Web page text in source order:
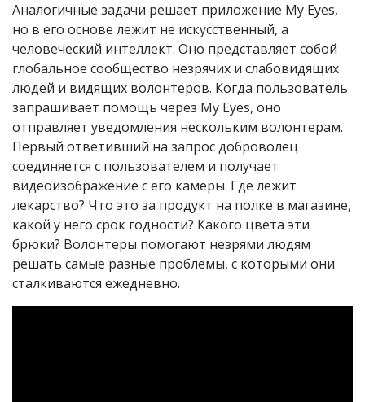
Аналогичные задачи решает приложение My Eyes,
но в его основе лежит не искусственный, а
человеческий интеллект. Оно представляет собой
глобальное сообщество незрячих и слабовидящих
людей и видящих волонтеров. Когда пользователь
запрашивает помощь через My Eyes, оно
отправляет уведомления нескольким волонтерам.
Первый ответивший на запрос доброволец
соединяется с пользователем и получает
видеоизображение с его камеры. Где лежит
лекарство? Что это за продукт на полке в магазине,
какой у него срок годности? Какого цвета эти
брюки? Волонтеры помогают незрями людям
решать самые разные проблемы, с которыми они
сталкиваются ежедневно.